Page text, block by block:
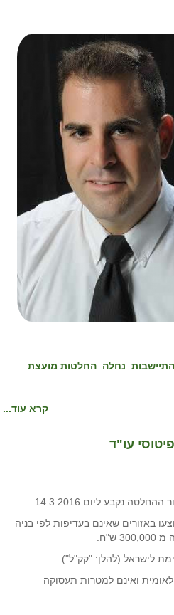
התיישבות נחלה החלטות מועצת
קרא עוד...
שבוצעו באזורים שאינם בעדיפות לפי בניה
לישראל (להלן: "קק"ל").
לאומית ואינם למטרות תעסוקה